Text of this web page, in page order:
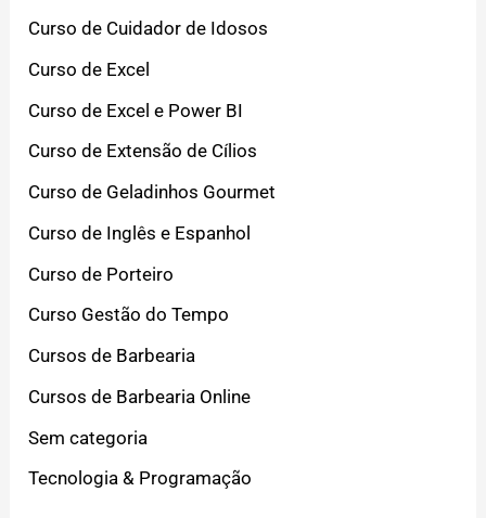
Curso de Cuidador de Idosos
Curso de Excel
Curso de Excel e Power BI
Curso de Extensão de Cílios
Curso de Geladinhos Gourmet
Curso de Inglês e Espanhol
Curso de Porteiro
Curso Gestão do Tempo
Cursos de Barbearia
Cursos de Barbearia Online
Sem categoria
Tecnologia & Programação